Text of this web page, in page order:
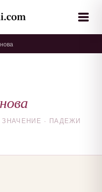
· ПАДЕЖИ